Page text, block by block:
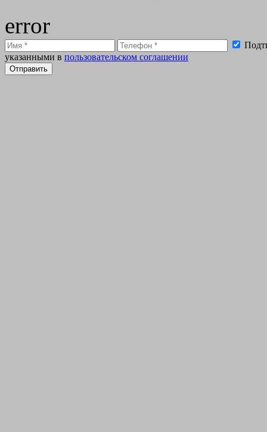
error
указанными в пользовательском соглашении
Отправить